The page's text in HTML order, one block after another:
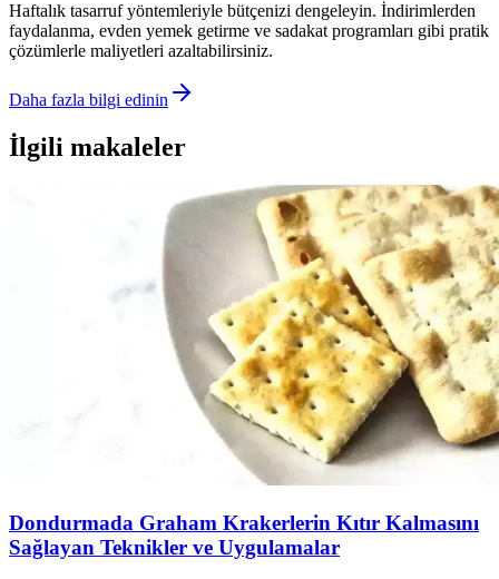
Haftalık tasarruf yöntemleriyle bütçenizi dengeleyin. İndirimlerden
faydalanma, evden yemek getirme ve sadakat programları gibi pratik
çözümlerle maliyetleri azaltabilirsiniz.
Daha fazla bilgi edinin
İlgili makaleler
Dondurmada Graham Krakerlerin Kıtır Kalmasını
Sağlayan Teknikler ve Uygulamalar